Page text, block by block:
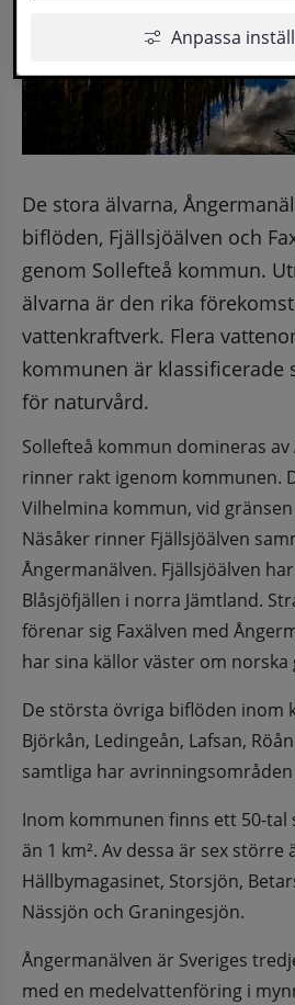
Anpassa
De stora älvarna,
biflöden, Fjällsjöälven och
genom Sollefteå kommun.
älvarna är den rika
vattenkraftverk. Flera
kommunen är klassificerade
för naturvård. ​
Sollefteå kommun domineras
rinner rakt igenom kommunen.
Vilhelmina kommun, vid
Näsåker rinner Fjällsjöälven
Ångermanälven. Fjällsjöälven
Blåsjöfjällen i norra Jämtland.
förenar sig Faxälven med
har sina källor väster om norska
De största övriga biflöden inom
Björkån, Ledingeån, Lafsan,
samtliga har
Inom kommunen finns ett 50-
än 1 km². Av dessa är sex större
Hällbymagasinet, Storsjön,
Nässjön och Graningesjön.
Ångermanälven är Sveriges
med en medelvattenföring i